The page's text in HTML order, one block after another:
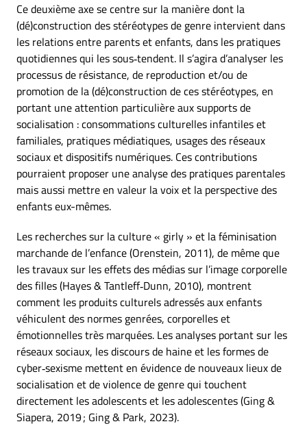
Ce deuxième axe se centre sur la manière dont la
(dé)construction des stéréotypes de genre intervient dans
les relations entre parents et enfants, dans les pratiques
quotidiennes qui les sous‑tendent. Il s’agira d’analyser les
processus de résistance, de reproduction et/ou de
promotion de la (dé)construction de ces stéréotypes, en
portant une attention particulière aux supports de
socialisation : consommations culturelles infantiles et
familiales, pratiques médiatiques, usages des réseaux
sociaux et dispositifs numériques. Ces contributions
pourraient proposer une analyse des pratiques parentales
mais aussi mettre en valeur la voix et la perspective des
enfants eux-mêmes.
Les recherches sur la culture « girly » et la féminisation
marchande de l’enfance (Orenstein, 2011), de même que
les travaux sur les effets des médias sur l’image corporelle
des filles (Hayes & Tantleff‑Dunn, 2010), montrent
comment les produits culturels adressés aux enfants
véhiculent des normes genrées, corporelles et
émotionnelles très marquées. Les analyses portant sur les
réseaux sociaux, les discours de haine et les formes de
cyber‑sexisme mettent en évidence de nouveaux lieux de
socialisation et de violence de genre qui touchent
directement les adolescents et les adolescentes (Ging &
Siapera, 2019 ; Ging & Park, 2023).